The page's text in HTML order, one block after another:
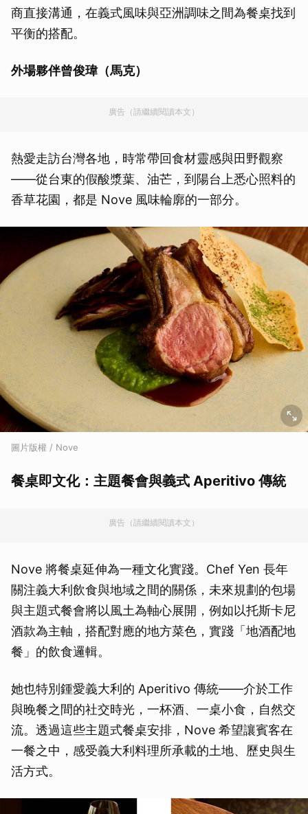
商直接溝通，在義式風味與亞洲調味之間為餐桌找到
平衡的搭配。
外場夥伴曾俊瑋（馬克）
廣告（請繼續閱讀本文）
熱愛走訪台灣各地，時常帶回食材靈感與田野觀察
——從台東的假酸漿葉、油芒，到陽台上悉心照料的
香草花園，都是 Nove 風味輪廓的一部分。
圖片版權 / Nove
餐桌即文化：主題餐會與義式 Aperitivo 傳統
廣告（請繼續閱讀本文）
Nove 將餐桌延伸為一種文化實踐。Chef Yen 長年
關注義大利飲食與地域之間的關係，未來規劃的包場
與主題式餐會將以風土為軸心展開，例如以托斯卡尼
酒款為主軸，搭配對應的地方菜色，實踐「地酒配地
餐」的飲食邏輯。
她也特別鍾愛義大利的 Aperitivo 傳統——介於工作
與晚餐之間的社交時光，一杯酒、一桌小食，自然交
流。透過這些主題式餐桌安排，Nove 希望讓賓客在
一餐之中，感受義大利料理所承載的土地、歷史與生
活方式。